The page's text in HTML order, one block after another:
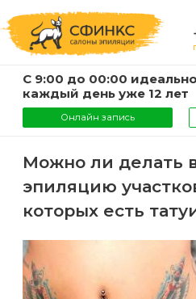
С 9:00 до 00:00
каждый день уже 12 лет
Онлайн запись
ГЛАВНАЯ
цены
Эпиляция
КОМПАНИЯ
О
компании
ИНФОРМАЦИЯ
Можно ли делать
эпиляцию
которых есть